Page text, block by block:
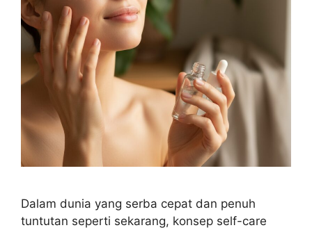
Dalam dunia yang serba cepat dan penuh
tuntutan seperti sekarang, konsep self-care